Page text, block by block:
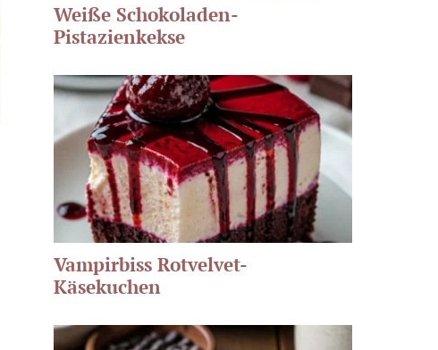
Weiße Schokoladen-
Pistazienkekse
Vampirbiss Rotvelvet-
Käsekuchen